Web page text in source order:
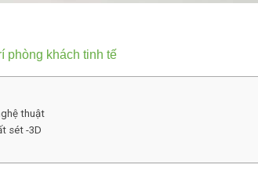
phòng khách tinh tế
thuật
sét -3D